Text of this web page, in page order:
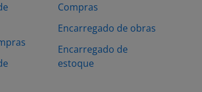
Compras
Encarregado de obras
Encarregado de
estoque